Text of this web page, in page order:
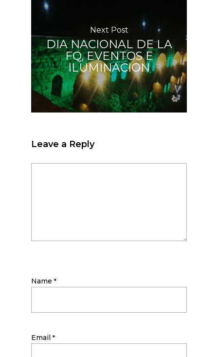
Next Post
DIA NACIONAL DE LA
FQ, EVENTOS E
ILUMINACION
Leave a Reply
Name *
Email *